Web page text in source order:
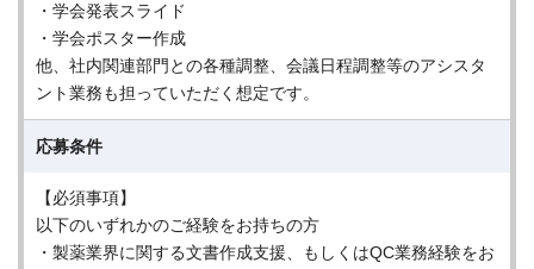
・学会発表スライド
・学会ポスター作成
他、社内関連部門との各種調整、会議日程調整等のアシスタ
ント業務も担っていただく想定です。
応募条件
【必須事項】
以下のいずれかのご経験をお持ちの方
・製薬業界に関する文書作成支援、もしくはQC業務経験をお